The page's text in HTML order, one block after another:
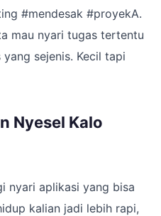
#mendesak #proyekA.
mau nyari tugas tertentu
sejenis. Kecil tapi
Nyesel Kalo
nyari aplikasi yang bisa
kalian jadi lebih rapi,